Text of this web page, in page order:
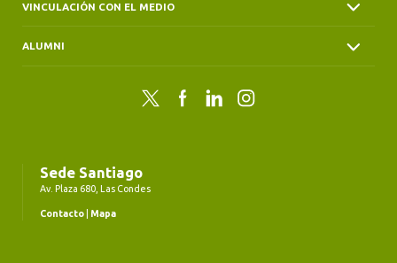
VINCULACIÓN CON EL MEDIO
ALUMNI
Twitter FacebookLinkedInInstagram
Sede Santiago
Av. Plaza 680, Las Condes
Contacto Mapa